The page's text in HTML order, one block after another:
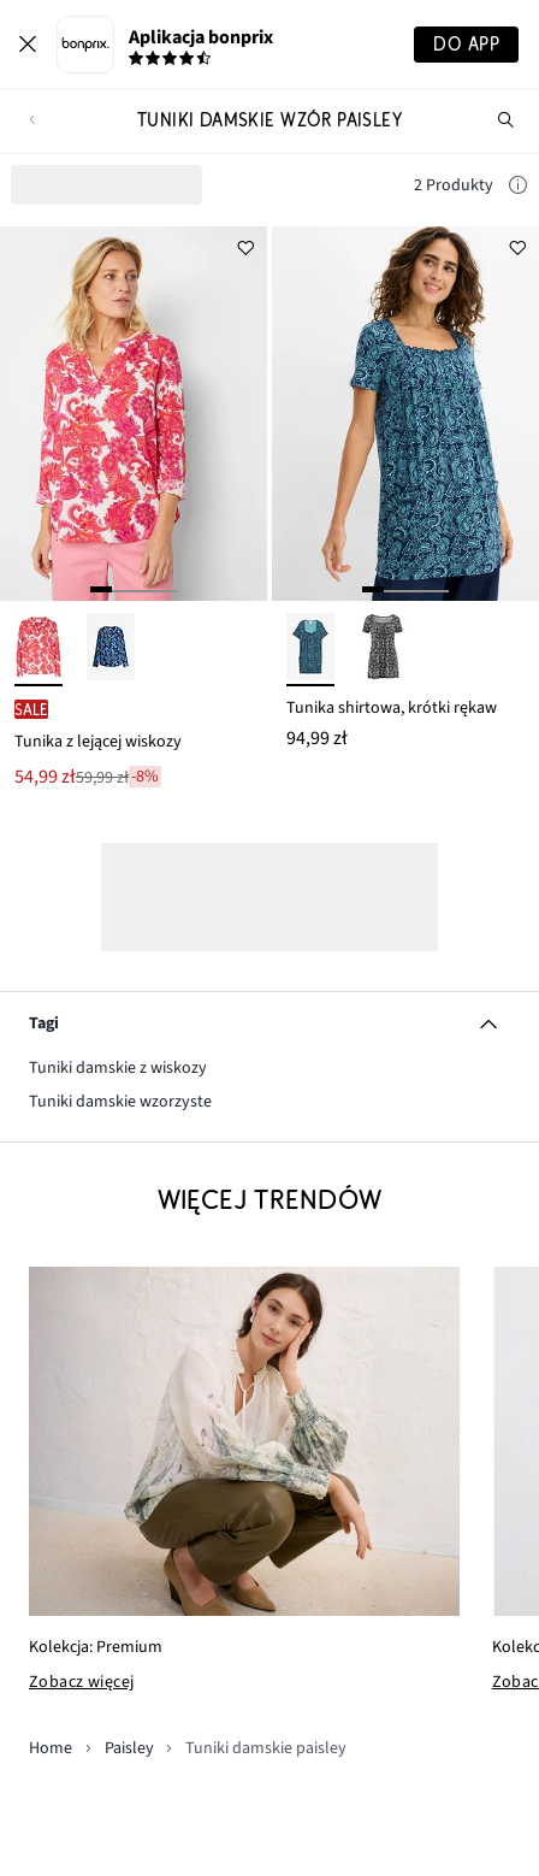
Aplikacja bonprix DO APP
TUNIKI DAMSKIE WZÓR PAISLEY
2 Produkty
SALE
Tunika z lejącej wiskozy
Nowa
cena
54,99 zł
Przeceniono
59,99 zł-8%
Tunika shirtowa, krótki rękaw
94,99 zł
Tagi
Tuniki damskie z wiskozy
Tuniki damskie wzorzyste
WIĘCEJ TRENDÓW
Kolekcja: Premium
Zobacz więcej
Home Paisley Tuniki damskie paisley